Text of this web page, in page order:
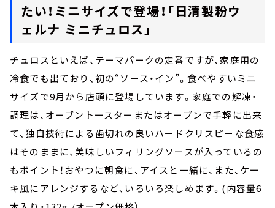
たい！ミニサイズで登場！「日清製粉ウ
ェルナ ミニチュロス」
チュロスといえば、テーマパークの定番ですが、家庭用の
冷食でも出ており、初の“ソース・イン”。食べやすいミニ
サイズで9月から店頭に登場しています。家庭での解凍・
調理は、オーブントースターまたはオーブンで手軽に出来
て、独自技術による歯切れの良いハードクリスピーな食感
はそのままに、美味しいフィリングソースが入っているの
もポイント！おやつに朝食に、アイスと一緒に、また、ケー
キ風にアレンジするなど、いろいろ楽しめます。(内容量6